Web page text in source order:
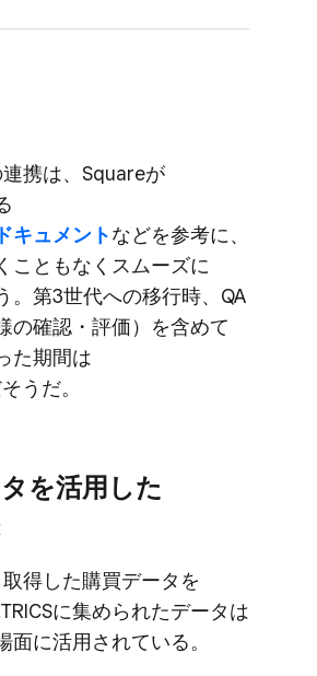
連携は、​Squareが​
キュメントなどを​参考に、​
こともなく​スムーズに​
。​第3世代への​移行時、​QA​
の​確認・評価）を​含めて​
た​期間は​
うだ。
を​活用した​
取得した​購買データを​
に​集められた​データは​
面に​活用されている。